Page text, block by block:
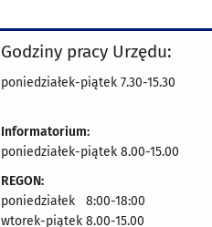
Godziny pracy Urzędu:
poniedziałek-piątek 7.30-15.30
Informatorium:
poniedziałek-piątek 8.00-15.00
REGON:
poniedziałek 8:00-18:00
wtorek-piątek 8.00-15.00